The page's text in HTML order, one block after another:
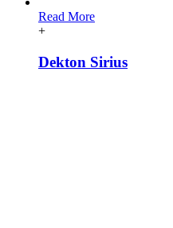
Read More
+
Dekton Sirius